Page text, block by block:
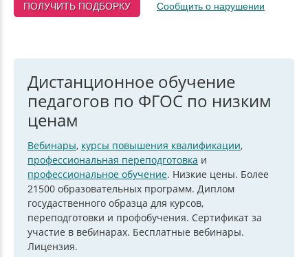
ПОЛУЧИТЬ ПОДБОРКУ Сообщить о нарушении
Дистанционное обучение
педагогов по ФГОС по низким
ценам
Вебинары, курсы повышения квалификации,
профессиональная переподготовка и
профессиональное обучение. Низкие цены. Более
21500 образовательных программ. Диплом
госудаственного образца для курсов,
переподготовки и профобучения. Сертификат за
участие в вебинарах. Бесплатные вебинары.
Лицензия.